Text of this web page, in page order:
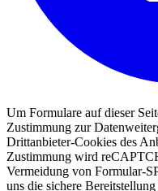
Um Formulare auf dieser
Zustimmung zur
Drittanbieter-Cookies des
Zustimmung wird
Vermeidung von Formular-
uns die sichere